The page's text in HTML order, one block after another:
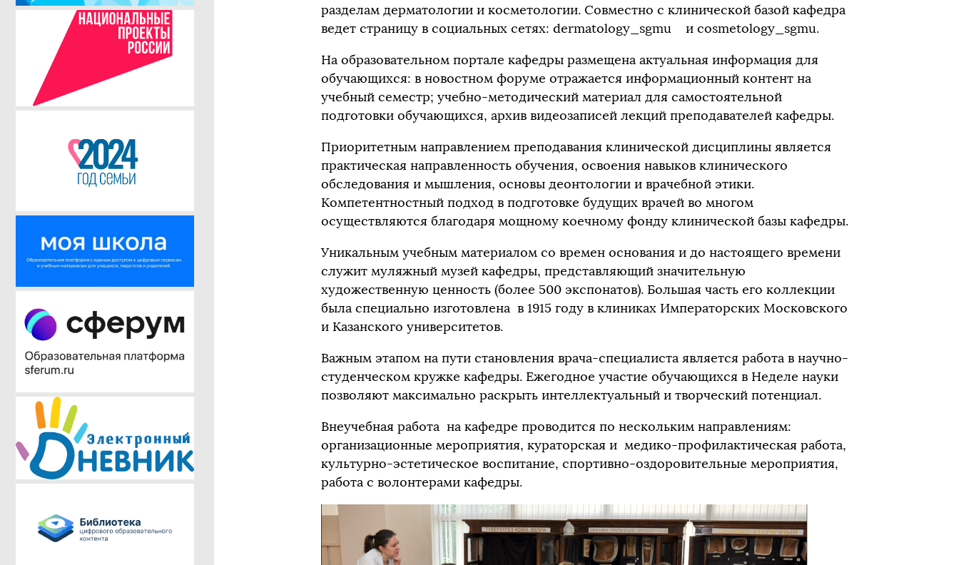
разделам дерматологии и косметологии. Совместно с клинической базой кафедра
ведет страницу в социальных сетях: dermatology_sgmu и cosmetology_sgmu.
На образовательном портале кафедры размещена актуальная информация для
обучающихся: в новостном форуме отражается информационный контент на
учебный семестр; учебно-методический материал для самостоятельной
подготовки обучающихся, архив видеозаписей лекций преподавателей кафедры.
Приоритетным направлением преподавания клинической дисциплины является
практическая направленность обучения, освоения навыков клинического
обследования и мышления, основы деонтологии и врачебной этики.
Компетентностный подход в подготовке будущих врачей во многом
осуществляются благодаря мощному коечному фонду клинической базы кафедры.
Уникальным учебным материалом со времен основания и до настоящего времени
служит муляжный музей кафедры, представляющий значительную
художественную ценность (более 500 экспонатов). Большая часть его коллекции
была специально изготовлена в 1915 году в клиниках Императорских Московского
и Казанского университетов.
Важным этапом на пути становления врача-специалиста является работа в научно-
студенческом кружке кафедры. Ежегодное участие обучающихся в Неделе науки
позволяют максимально раскрыть интеллектуальный и творческий потенциал.
Внеучебная работа на кафедре проводится по нескольким направлениям:
организационные мероприятия, кураторская и медико-профилактическая работа,
культурно-эстетическое воспитание, спортивно-оздоровительные мероприятия,
работа с волонтерами кафедры.